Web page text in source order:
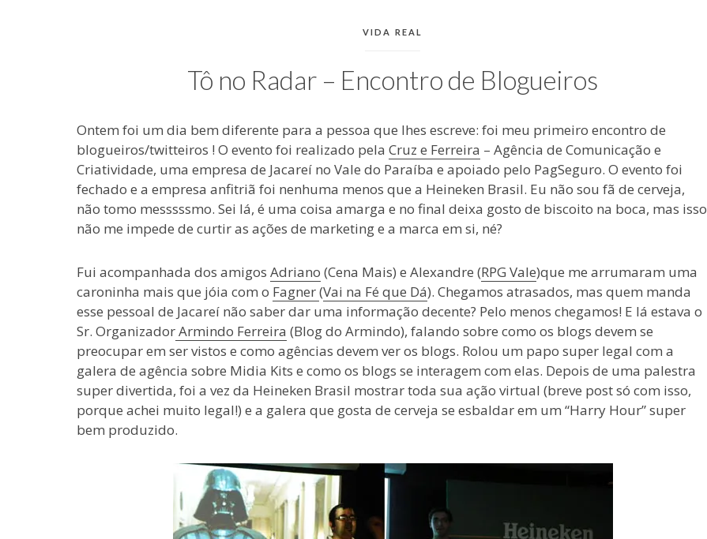
antiga.
CATEGORIAS:
VIDA REAL
Tô no Radar – Encontro de Blogueiros
Ontem foi um dia bem diferente para a pessoa que lhes escreve: foi meu primeiro encontro de
blogueiros/twitteiros ! O evento foi realizado pela Cruz e Ferreira – Agência de Comunicação e
Criatividade, uma empresa de Jacareí no Vale do Paraíba e apoiado pelo PagSeguro. O evento foi
fechado e a empresa anfitriã foi nenhuma menos que a Heineken Brasil. Eu não sou fã de cerveja,
não tomo messsssmo. Sei lá, é uma coisa amarga e no final deixa gosto de biscoito na boca, mas isso
não me impede de curtir as ações de marketing e a marca em si, né?
Fui acompanhada dos amigos Adriano (Cena Mais) e Alexandre (RPG Vale)que me arrumaram uma
caroninha mais que jóia com o Fagner(Vai na Fé que Dá). Chegamos atrasados, mas quem manda
esse pessoal de Jacareí não saber dar uma informação decente? Pelo menos chegamos! E lá estava o
Sr. OrganizadorArmindo Ferreira (Blog do Armindo), falando sobre como os blogs devem se
preocupar em ser vistos e como agências devem ver os blogs. Rolou um papo super legal com a
galera de agência sobre Midia Kits e como os blogs se interagem com elas. Depois de uma palestra
super divertida, foi a vez da Heineken Brasil mostrar toda sua ação virtual (breve post só com isso,
porque achei muito legal!) e a galera que gosta de cerveja se esbaldar em um “Harry Hour” super
bem produzido.